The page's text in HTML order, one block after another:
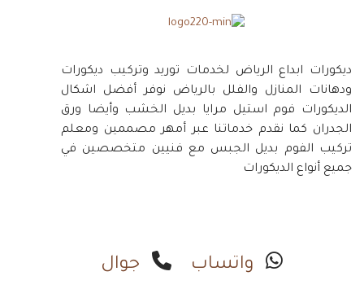
ديكورات ابداع الرياض لخدمات توريد وتركيب ديكورات
ودهانات المنازل والفلل بالرياض نوفر أفضل اشكال
الديكورات فوم استيل مرايا بديل الخشب وأيضا ورق
الجدران كما نقدم خدماتنا عبر أمهر مصممين ومعلم
تركيب الفوم بديل الجبس مع فنيين متخصصين في
جميع أنواع الديكورات
واتساب جوال